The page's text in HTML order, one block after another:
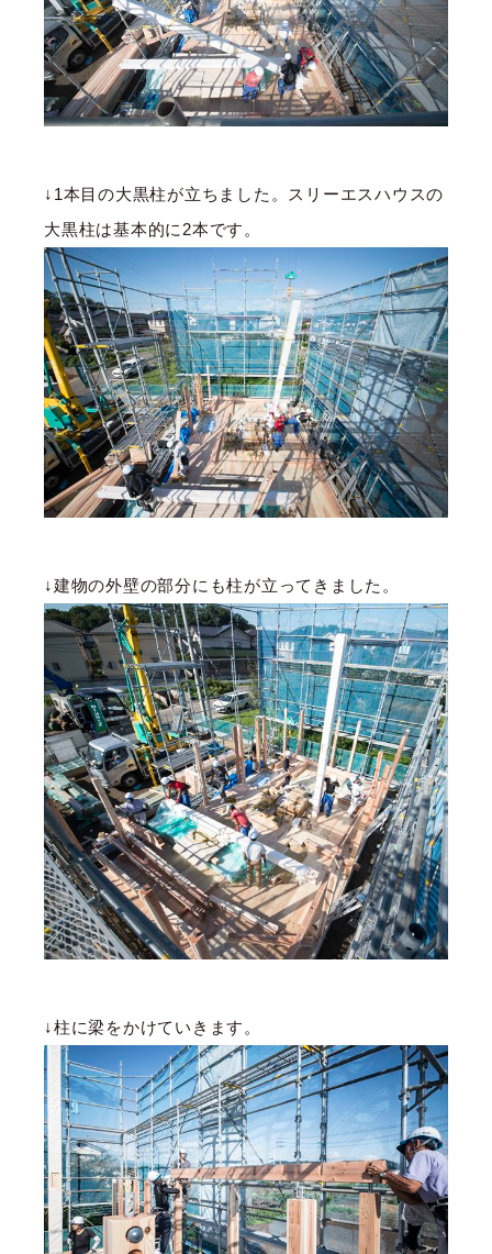
↓1本目の大黒柱が立ちました。スリーエスハウスの
大黒柱は基本的に2本です。
↓建物の外壁の部分にも柱が立ってきました。
↓柱に梁をかけていきます。